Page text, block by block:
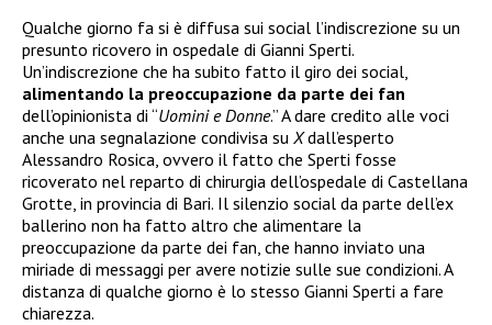
Qualche giorno fa si è diffusa sui social l’indiscrezione su un
presunto ricovero in ospedale di Gianni Sperti.
Un’indiscrezione che ha subito fatto il giro dei social,
alimentando la preoccupazione da parte dei fan
dell’opinionista di “Uomini e Donne.” A dare credito alle voci
anche una segnalazione condivisa su Xdall’esperto
Alessandro Rosica, ovvero il fatto che Sperti fosse
ricoverato nel reparto di chirurgia dell’ospedale di Castellana
Grotte, in provincia di Bari. Il silenzio social da parte dell’ex
ballerino non ha fatto altro che alimentare la
preoccupazione da parte dei fan, che hanno inviato una
miriade di messaggi per avere notizie sulle sue condizioni. A
distanza di qualche giorno è lo stesso Gianni Sperti a fare
chiarezza.